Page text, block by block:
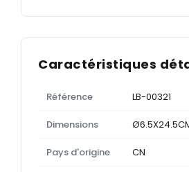
Cuisine
Caractéristiques
Référence LB-00321
Dimensions
Pays d'origine CN